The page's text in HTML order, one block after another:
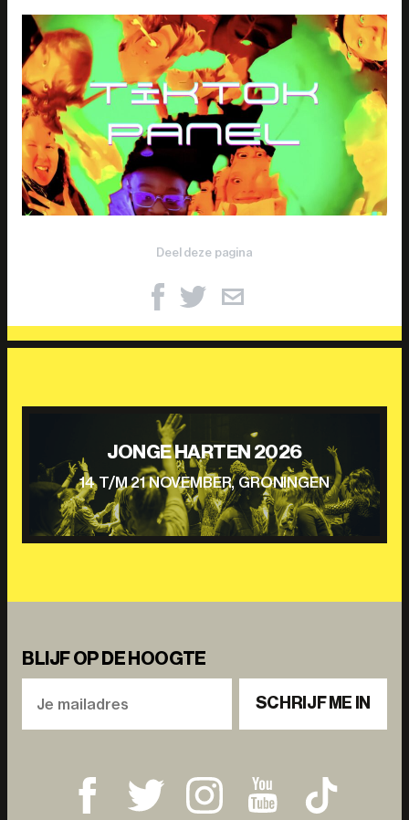
Deel deze pagina
JONGE HARTEN 2026
14 T/M 21 NOVEMBER, GRONINGEN
BLIJF OP DE HOOGTE
SCHRIJF ME IN